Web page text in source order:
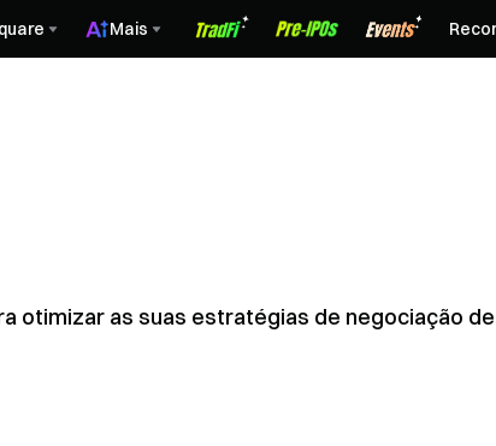
Mais
otimizar as suas estratégias de negociação